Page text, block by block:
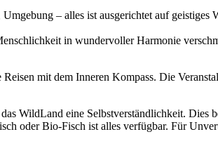
– alles ist ausgerichtet auf geistiges
in wundervoller Harmonie
mit dem Inneren Kompass. Die
WildLand eine Selbstverständlichkeit. Dies
oder Bio-Fisch ist alles verfügbar. Für